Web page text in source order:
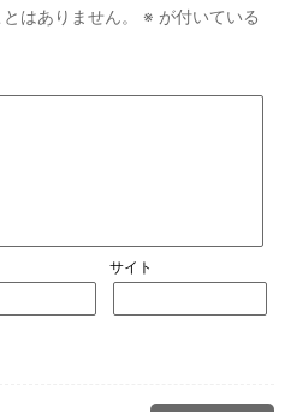
はありません。
※ が付いている
サイト